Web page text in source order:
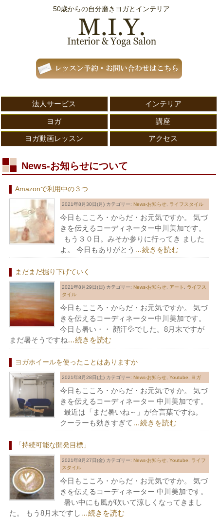
50歳からの自分磨きヨガとインテリア
法人サービス インテリア
ヨガ 講座
ヨガ動画レッスン アクセス
News-お知らせについて
Amazonで利用中の３つ
2021年8月30日(月) カテゴリー: News-お知らせ, ライフスタイル
今日もこころ・からだ・お元気ですか。 気づ
きを伝えるコーディネーター中川美加です。
もう３０日。みそか参りに行ってき ました
よ。 今日もありがとう …続きを読む
まだまだ掘り下げていく
2021年8月29日(日) カテゴリー: News-お知らせ, アート , ライフス
タイル
今日もこころ・からだ・お元気ですか。 気づ
きを伝えるコーディネーター中川美加です。
今日も暑い・・ 顔汗💦でした。8月末ですが
まだ暑そうですね…続きを読む
ヨガホイールを使ったことはありますか
2021年8月28日(土) カテゴリー: News-お知らせ,Youtube, ヨガ
今日もこころ・からだ・お元気ですか。 気づ
きを伝えるコーディネーター 中川美加です。
最近は「まだ暑いね～」が合言葉ですね。
クーラーも効きすぎて …続きを読む
「持続可能な開発目標」
2021年8月27日(金) カテゴリー: News-お知らせ,Youtube, ライフ
スタイル
今日もこころ・からだ・お元気ですか。 気づ
きを伝えるコーディネーター 中川美加です。
暑い中にも風が吹いて涼しくなってきまし
た。 もう8月末ですし …続きを読む